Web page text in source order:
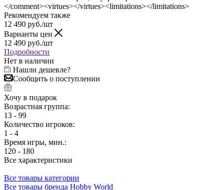
</comment><virtues></virtues><limitations></limitations>
Рекомендуем также
12 490 руб./шт
Варианты цен
12 490 руб./шт
Подробности
Нет в наличии
Нашли дешевле?
Сообщить о поступлении
Хочу в подарок
Возрастная группа:
13 - 99
Количество игроков:
1 - 4
Время игры, мин.:
120 - 180
Все характеристики
Все товары категории
Все товары бренда Hobby World